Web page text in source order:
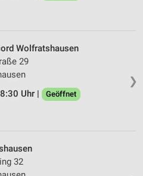
❯
Wolfratshausen
29
Uhr |
Geöffnet
32